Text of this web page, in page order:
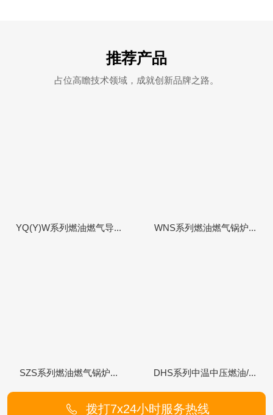
推荐产品
占位高瞻技术领域，成就创新品牌之路。
YQ(Y)W系列燃油燃气导... WNS系列燃油燃气锅炉...
SZS系列燃油燃气锅炉... DHS系列中温中压燃油/...
拨打7x24小时服务热线